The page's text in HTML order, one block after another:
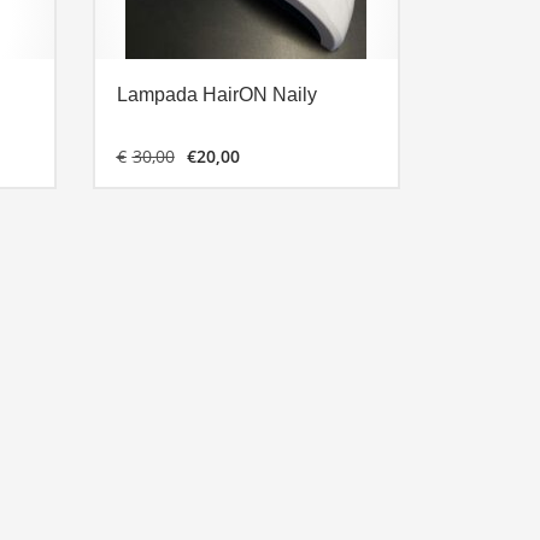
Lampada HairON Naily
€ 30,00 Il
prezzo
€20,00Il